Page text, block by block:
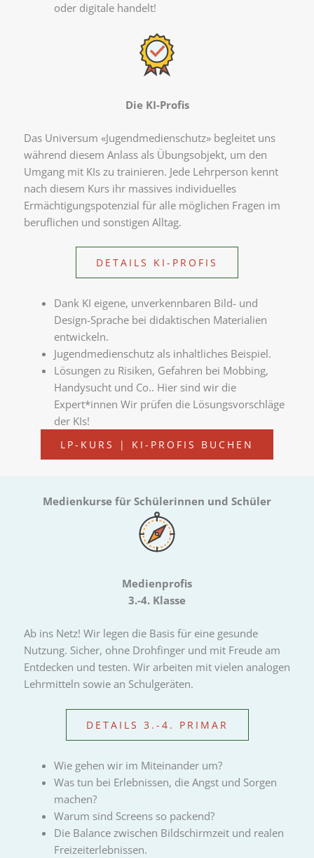
oder digitale handelt!
Die KI-Profis
Das Universum «Jugendmedienschutz» begleitet uns
während diesem Anlass als Übungsobjekt, um den
Umgang mit KIs zu trainieren. Jede Lehrperson kennt
nach diesem Kurs ihr massives individuelles
Ermächtigungspotenzial für alle möglichen Fragen im
beruflichen und sonstigen Alltag.
DETAILS KI-PROFIS
Dank KI eigene, unverkennbaren Bild- und
Design-Sprache bei didaktischen Materialien
entwickeln.
Jugendmedienschutz als inhaltliches Beispiel.
Lösungen zu Risiken, Gefahren bei Mobbing,
Handysucht und Co.. Hier sind wir die
Expert*innen Wir prüfen die Lösungsvorschläge
der KIs!
LP-KURS | KI-PROFIS BUCHEN
Medienkurse für Schülerinnen und Schüler
Medienprofis
3.-4. Klasse
Ab ins Netz! Wir legen die Basis für eine gesunde
Nutzung. Sicher, ohne Drohfinger und mit Freude am
Entdecken und testen. Wir arbeiten mit vielen analogen
Lehrmitteln sowie an Schulgeräten.
DETAILS 3.-4. PRIMAR
Wie gehen wir im Miteinander um?
Was tun bei Erlebnissen, die Angst und Sorgen
machen?
Warum sind Screens so packend?
Die Balance zwischen Bildschirmzeit und realen
Freizeiterlebnissen.